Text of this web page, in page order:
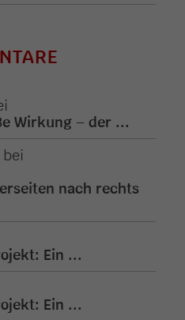
Wirkung – der ...
bei
nach rechts
Ein ...
Ein ...